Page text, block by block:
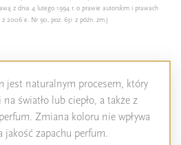
z dnia 4 lutego 1994 r. o prawie autorskim i prawach
z 2006 e. Nr 90, poz. 631 z późn. zm.)
jest naturalnym procesem, który
światło lub ciepło, a także z
Zmiana koloru nie wpływa
jakość zapachu perfum.